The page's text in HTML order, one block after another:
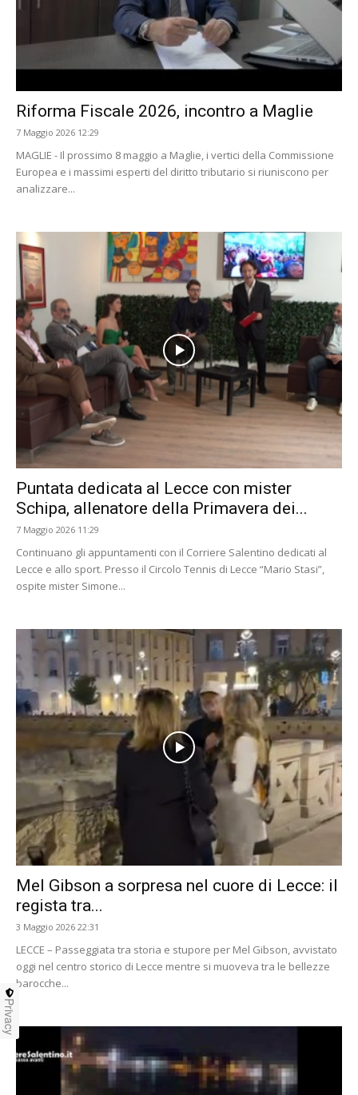
Riforma Fiscale 2026, incontro a Maglie
7 Maggio 2026 12:29
MAGLIE - Il prossimo 8 maggio a Maglie, i vertici della Commissione
Europea e i massimi esperti del diritto tributario si riuniscono per
analizzare...
Puntata dedicata al Lecce con mister
Schipa, allenatore della Primavera dei...
7 Maggio 2026 11:29
Continuano gli appuntamenti con il Corriere Salentino dedicati al
Lecce e allo sport. Presso il Circolo Tennis di Lecce “Mario Stasi”,
ospite mister Simone...
Mel Gibson a sorpresa nel cuore di Lecce: il
regista tra...
3 Maggio 2026 22:31
LECCE – Passeggiata tra storia e stupore per Mel Gibson, avvistato
oggi nel centro storico di Lecce mentre si muoveva tra le bellezze
barocche...
Privacy